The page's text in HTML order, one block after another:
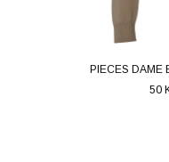
PIECES DAME
50